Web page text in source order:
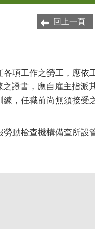
回上一頁
各項工作之勞工，應依
證書，應自雇主指派
，任職前尚無須接受
勞動檢查機構備查所設